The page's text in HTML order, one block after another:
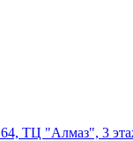
ТЦ "Алмаз", 3